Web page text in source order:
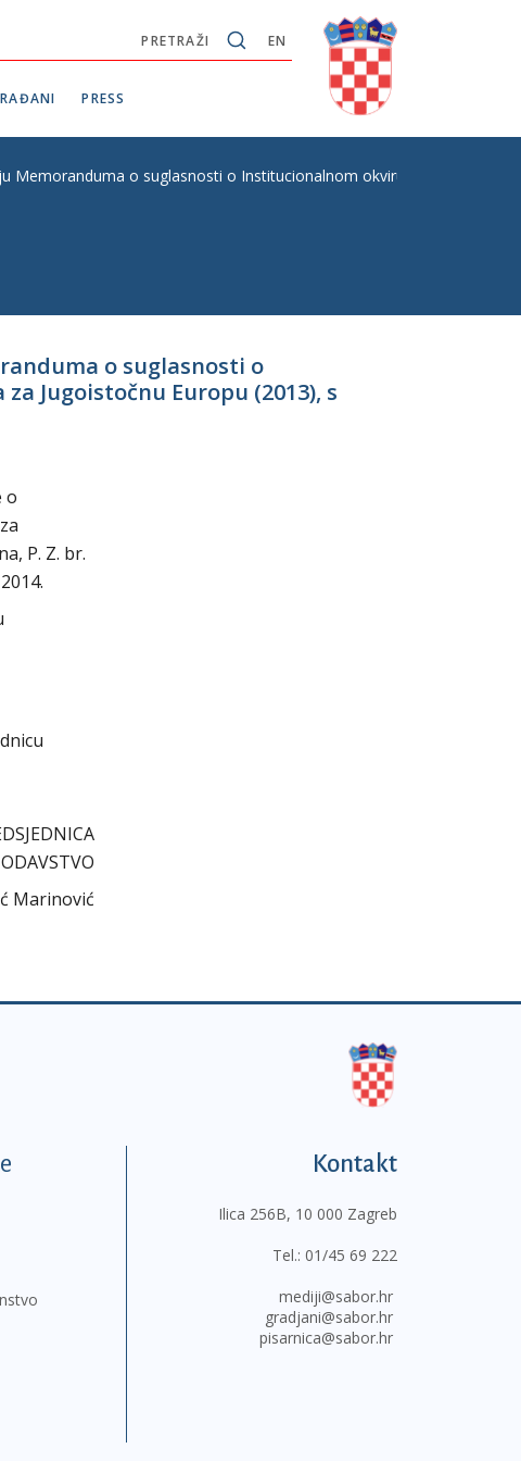
EN
PRETRAŽI
PRESS
o suglasnosti o Institucionalnom okviru Inicijative za
o suglasnosti o
Jugoistočnu Europu (2013), s
o
P. Z. br.
Marinović
Kontakt
Ilica 256B, 10 000 Zagreb
Tel.: 01/45 69 222
mediji@sabor.hr
gradjani@sabor.hr
pisarnica@sabor.hr